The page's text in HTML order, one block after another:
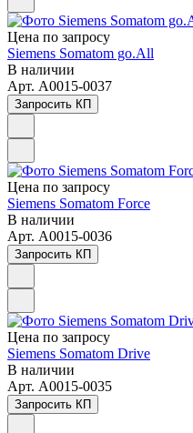
Цена по запросу
Siemens Somatom go.All
В наличии
Арт. A0015-0037
Запросить КП
Цена по запросу
Siemens Somatom Force
В наличии
Арт. A0015-0036
Запросить КП
Цена по запросу
Siemens Somatom Drive
В наличии
Арт. A0015-0035
Запросить КП